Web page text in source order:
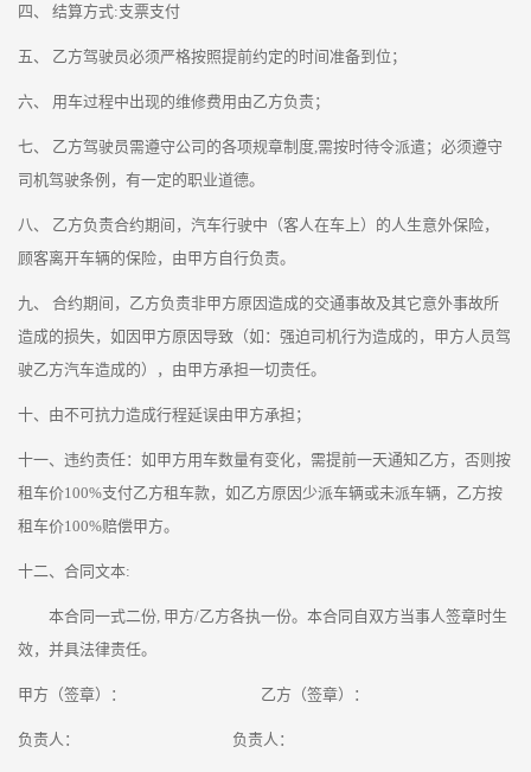
四、 结算方式:支票支付
五、 乙方驾驶员必须严格按照提前约定的时间准备到位；
六、 用车过程中出现的维修费用由乙方负责；
七、 乙方驾驶员需遵守公司的各项规章制度,需按时待令派遣；必须遵守
司机驾驶条例，有一定的职业道德。
八、 乙方负责合约期间，汽车行驶中（客人在车上）的人生意外保险，
顾客离开车辆的保险，由甲方自行负责。
九、 合约期间，乙方负责非甲方原因造成的交通事故及其它意外事故所
造成的损失，如因甲方原因导致（如：强迫司机行为造成的，甲方人员驾
驶乙方汽车造成的），由甲方承担一切责任。
十、由不可抗力造成行程延误由甲方承担；
十一、违约责任：如甲方用车数量有变化，需提前一天通知乙方，否则按
租车价100%支付乙方租车款，如乙方原因少派车辆或未派车辆，乙方按
租车价100%赔偿甲方。
十二、合同文本:
本合同一式二份, 甲方/乙方各执一份。本合同自双方当事人签章时生
效，并具法律责任。
甲方（签章）： 乙方（签章）：
负责人： 负责人：